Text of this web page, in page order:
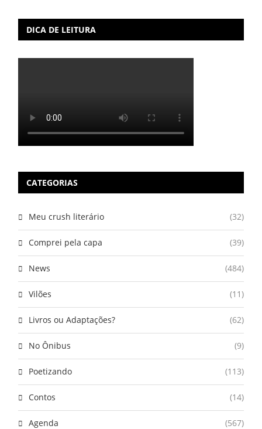
DICA DE LEITURA
CATEGORIAS
Meu crush literário (32)
Comprei pela capa (39)
News (484)
Vilões (11)
Livros ou Adaptações? (62)
No Ônibus (9)
Poetizando (113)
Contos (14)
Agenda (567)